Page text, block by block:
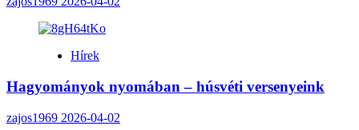
Hírek
Hagyományok nyomában – húsvéti versenyeink
zajos1969 2026-04-02